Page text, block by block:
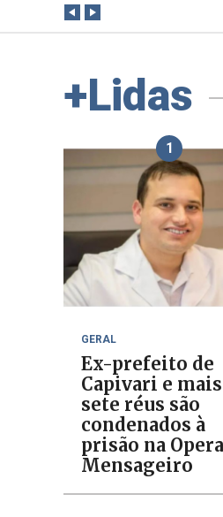
+Lidas
1
GERAL
Ex-prefeito de
Capivari e mais
sete réus são
condenados à
prisão na
Mensageiro